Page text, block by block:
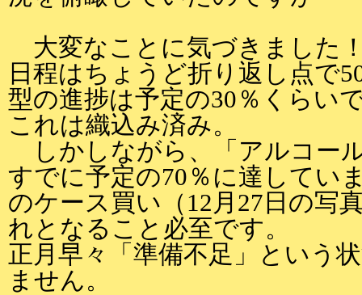
大変なことに気づきました
日程はちょうど折り返し点で
型の進捗は予定の30％くらい
これは織込み済み。
しかしながら、「アルコー
すでに予定の70％に達してい
のケース買い（12月27日の写
れとなること必至です。
正月早々「準備不足」という
ません。